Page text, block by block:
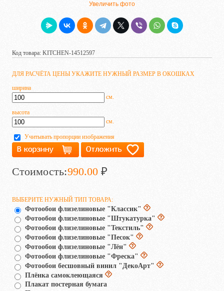
Увеличить фото
Код товара: KITCHEN-14512597
ДЛЯ РАСЧЁТА ЦЕНЫ УКАЖИТЕ НУЖНЫЙ РАЗМЕР В ОКОШКАХ
ширина
см.
высота
см.
Учитывать пропорции изображения
Стоимость:990.00 ₽
ВЫБЕРИТЕ НУЖНЫЙ ТИП ТОВАРА:
Фотообои флизелиновые "Классик"
Фотообои флизелиновые "Штукатурка"
Фотообои флизелиновые "Текстиль"
Фотообои флизелиновые "Песок"
Фотообои флизелиновые "Лён"
Фотообои флизелиновые "Фреска"
Фотообои бесшовный винил "ДекоАрт"
Плёнка самоклеющаяся
Плакат постерная бумага